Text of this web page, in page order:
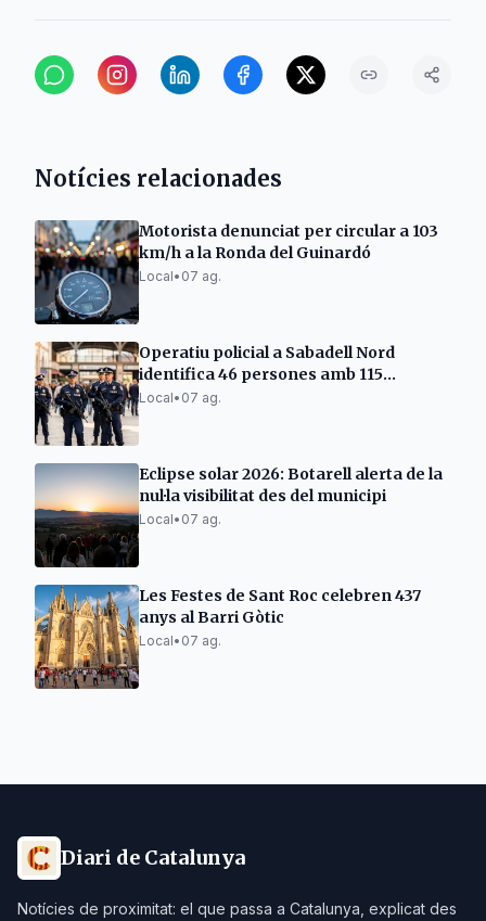
Notícies relacionades
Motorista denunciat per circular a 103
km/h a la Ronda del Guinardó
Local• 07 ag.
Operatiu policial a Sabadell Nord
identifica 46 persones amb 115
antecedents
Local• 07 ag.
Eclipse solar 2026: Botarell alerta de la
nul·la visibilitat des del municipi
Local• 07 ag.
Les Festes de Sant Roc celebren 437
anys al Barri Gòtic
Local• 07 ag.
Diari de Catalunya
Notícies de proximitat: el que passa a Catalunya, explicat des